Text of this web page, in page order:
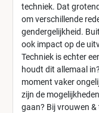
techniek. Dat
om verschillende
gendergelijkheid.
ook impact op de
Techniek is echter
houdt dit allemaal
moment vaker
zijn de
gaan? Bij vrouwen